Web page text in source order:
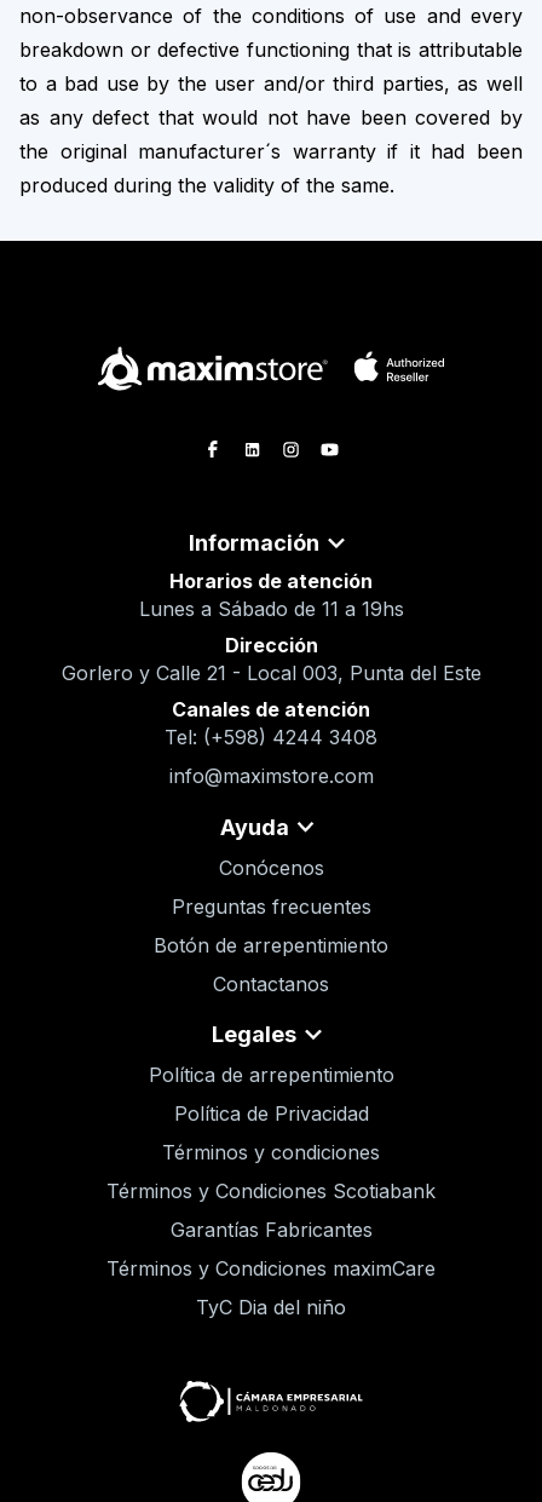
non-observance of the conditions of use and every
breakdown or defective functioning that is attributable
to a bad use by the user and/or third parties, as well
as any defect that would not have been covered by
the original manufacturer´s warranty if it had been
produced during the validity of the same.
Información
Horarios de atención
Lunes a Sábado de 11 a 19hs
Dirección
Gorlero y Calle 21 - Local 003, Punta del Este
Canales de atención
Tel: (+598) 4244 3408
info@maximstore.com
Ayuda
Conócenos
Preguntas frecuentes
Botón de arrepentimiento
Contactanos
Legales
Política de arrepentimiento
Política de Privacidad
Términos y condiciones
Términos y Condiciones Scotiabank
Garantías Fabricantes
Términos y Condiciones maximCare
TyC Dia del niño